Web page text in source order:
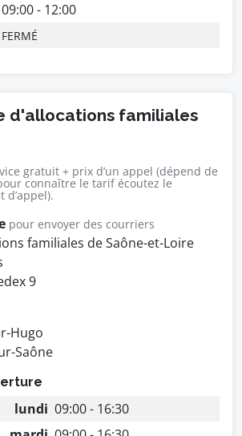
09:00 - 12:00
FERMÉ
d'allocations familiales
gratuit + prix d’un appel (dépend de
connaître le tarif écoutez le
d’appel).
pour envoyer des courriers
familiales de Saône-et-Loire
9
Hugo
Saône
lundi 09:00 - 16:30